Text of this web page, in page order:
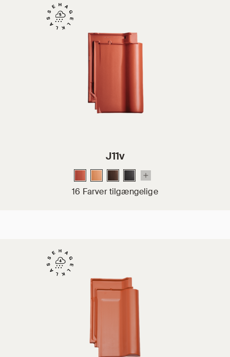
J11v
16 Farver tilgængelige